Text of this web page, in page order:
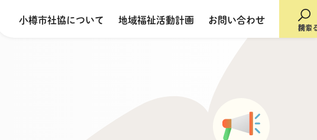
小樽市社協について 地域福祉活動計画 お問い合わせ
検索
閉じ